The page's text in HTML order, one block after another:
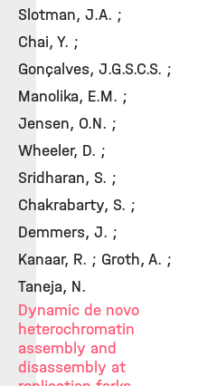
Slotman, J.A. ;
Chai, Y. ;
Gonçalves, J.G.S.C.S. ;
Manolika, E.M. ;
Jensen, O.N. ;
Wheeler, D. ;
Sridharan, S. ;
Chakrabarty, S. ;
Demmers, J. ;
Kanaar, R. ; Groth, A. ;
Taneja, N.
Dynamic de novo
heterochromatin
assembly and
disassembly at